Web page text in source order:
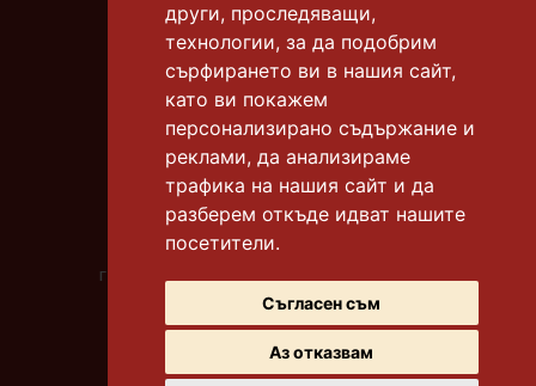
други, проследяващи,
технологии, за да подобрим
сърфирането ви в нашия сайт,
като ви покажем
персонализирано съдържание и
реклами, да анализираме
трафика на нашия сайт и да
разберем откъде идват нашите
посетители.
Съгласен съм
Аз отказвам
гр. Бургас, к-с "Славейков"
тел.:0878 306 665
гр. Бургас, к-с "Славейков"
тел.:0878 306 612
гр. Бургас, к-с "Меден рудник" бл. 118
тел.:0878 306 669
гр. Бургас, ул. "Битоля"
градинката до у-ще "Бр. Миладинови"
0878 306 667